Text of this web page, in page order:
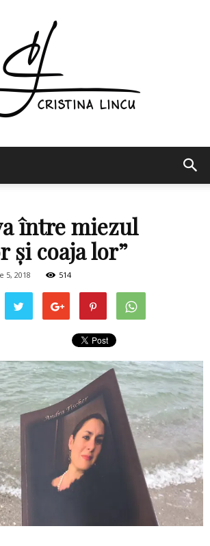
Lincu
între miezul
și coaja lor”
5, 2018 514